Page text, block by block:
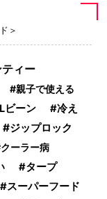
＞
ィー
親子で使える
ビーン 冷え
ジップロック
クーラー病
タープ
スーパーフード